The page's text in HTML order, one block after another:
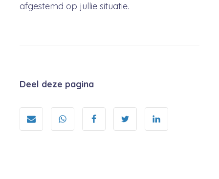
afgestemd op jullie situatie.
Deel deze pagina